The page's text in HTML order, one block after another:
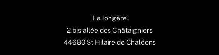
La longère
2 bis allée des Châtaigniers
44680 St Hilaire de Chaléons